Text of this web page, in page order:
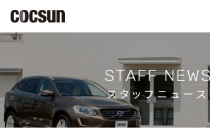
STAFF
スタッフニュース